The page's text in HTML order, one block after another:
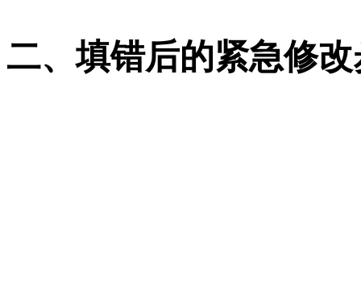
二、填错后的紧急修